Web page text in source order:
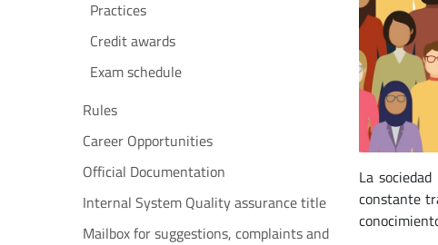
Practices
Credit awards
Exam schedule
Rules
Career Opportunities
Official Documentation
Internal System Quality assurance title
Mailbox for suggestions, complaints and
La
constante